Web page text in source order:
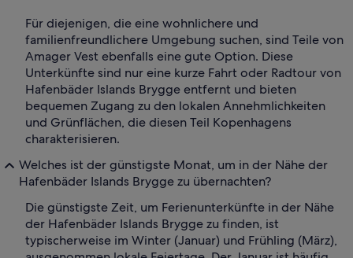
Für diejenigen, die eine wohnlichere und
familienfreundlichere Umgebung suchen, sind Teile von
Amager Vest ebenfalls eine gute Option. Diese
Unterkünfte sind nur eine kurze Fahrt oder Radtour von
Hafenbäder Islands Brygge entfernt und bieten
bequemen Zugang zu den lokalen Annehmlichkeiten
und Grünflächen, die diesen Teil Kopenhagens
charakterisieren.
Welches ist der günstigste Monat, um in der Nähe der
Hafenbäder Islands Brygge zu übernachten?
Die günstigste Zeit, um Ferienunterkünfte in der Nähe
der Hafenbäder Islands Brygge zu finden, ist
typischerweise im Winter (Januar) und Frühling (März),